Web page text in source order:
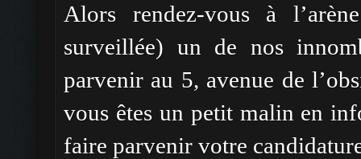
Alors rendez-vous à
surveillée) un de nos
parvenir au 5, avenue de
vous êtes un petit malin en
faire parvenir votre